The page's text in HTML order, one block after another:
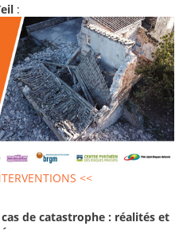
:
<<
de catastrophe : réalités et